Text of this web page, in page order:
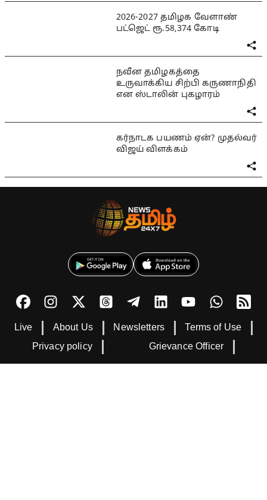
2026-2027 தமிழக வேளாண்
பட்ஜெட் ரூ.58,374 கோடி
நவீன தமிழகத்தை
உருவாக்கிய சிற்பி கருணாநிதி
என ஸ்டாலின் புகழாரம்
கர்நாடக பயணம் ஏன்? முதல்வர்
விஜய் விளக்கம்
Live About Us Newsletters
Terms of Use
Privacy policy
Grievance Officer